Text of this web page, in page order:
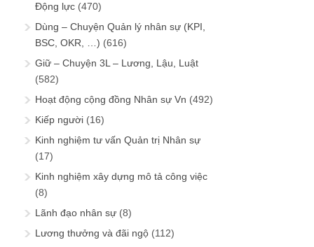
Động lực (470)
Dùng – Chuyện Quản lý nhân sự (KPI,
BSC, OKR, …) (616)
Giữ – Chuyện 3L – Lương, Lậu, Luật
(582)
Hoạt động cộng đồng Nhân sự Vn (492)
Kiếp người (16)
Kinh nghiệm tư vấn Quản trị Nhân sự
(17)
Kinh nghiệm xây dựng mô tả công việc
(8)
Lãnh đạo nhân sự (8)
Lương thưởng và đãi ngộ (112)